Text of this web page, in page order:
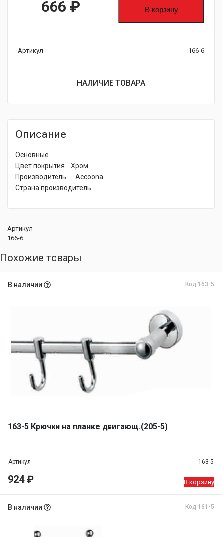
666 ₽ В корзину
Артикул 166-6
НАЛИЧИЕ ТОВАРА
Описание
Основные
Цвет покрытия Хром
Производитель Accoona
Страна производитель
Артикул
166-6
Похожие товары
В наличии Код 163-5
163-5 Крючки на планке двигающ.(205-5)
Артикул 163-5
924₽ В корзину
В наличии Код 161-5